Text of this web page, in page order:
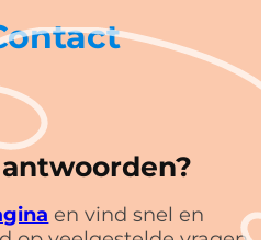
en vind snel en